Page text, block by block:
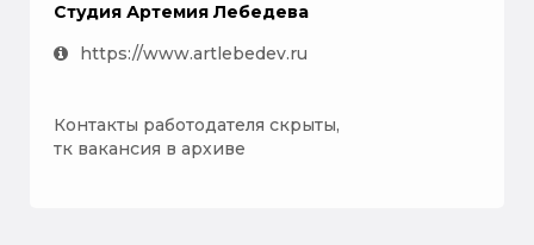
Студия Артемия Лебедева
https://www.artlebedev.ru
Контакты работодателя скрыты,
тк вакансия в архиве